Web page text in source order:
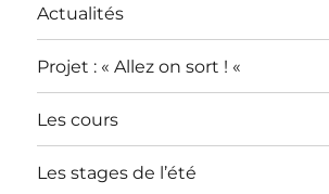
Actualités
Projet : « Allez on sort ! «
Les cours
Les stages de l’été